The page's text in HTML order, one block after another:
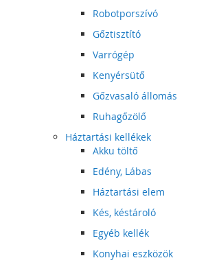
Robotporszívó
Gőztisztító
Varrógép
Kenyérsütő
Gőzvasaló állomás
Ruhagőzölő
Háztartási kellékek
Akku töltő
Edény, Lábas
Háztartási elem
Kés, késtároló
Egyéb kellék
Konyhai eszközök